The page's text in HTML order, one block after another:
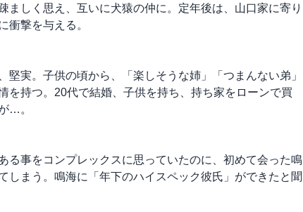
しく思え、互いに犬猿の仲に。定年後は、山口家に寄り
衝撃を与える。
実。子供の頃から、「楽しそうな姉」「つまんない弟」
を持つ。20代で結婚、子供を持ち、持ち家をローンで買
…。
る事をコンプレックスに思っていたのに、初めて会った鳴
しまう。鳴海に「年下のハイスペック彼氏」ができたと聞